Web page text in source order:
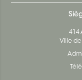
414
Ville